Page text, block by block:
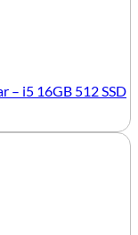
– i5 16GB 512 SSD